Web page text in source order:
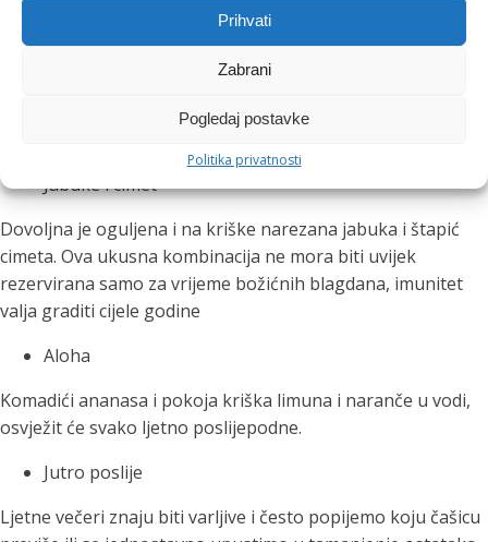
Prihvati
Zabrani
Pogledaj postavke
Politika privatnosti
mirisa. Zabavni dio svih ovih ideja je upravo dodati vodi
malo okusa uz dodatak voća i povrća.
filtriranom vodomte ostaviti preko noći ili 2
Jabuke i cimet
Dovoljna je oguljena i na kriške narezana jabuka i štapić
cimeta. Ova ukusna kombinacija ne mora biti uvijek
rezervirana samo za vrijeme božićnih blagdana, imunitet
valja graditi cijele godine
Aloha
Komadići ananasa i pokoja kriška limuna i naranče u vodi,
osvježit će svako ljetno poslijepodne.
Jutro poslije
Ljetne večeri znaju biti varljive i često popijemo koju čašicu